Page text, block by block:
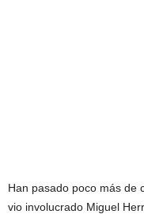
Han pasado poco más de
vio involucrado Miguel